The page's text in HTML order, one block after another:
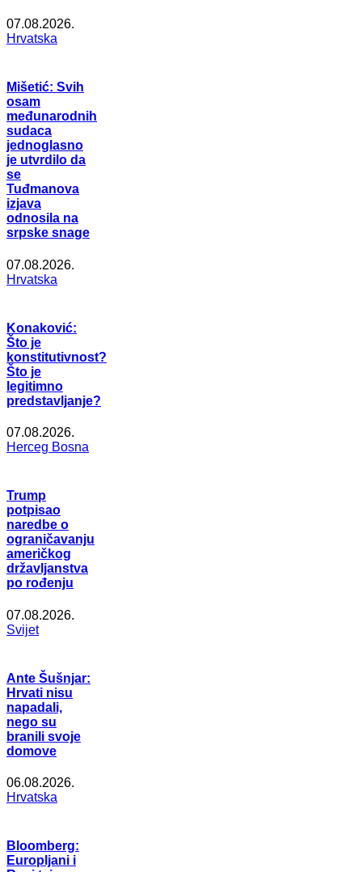
07.08.2026.
Hrvatska
Mišetić: Svih
osam
međunarodnih
sudaca
jednoglasno
je utvrdilo da
se
Tuđmanova
izjava
odnosila na
srpske snage
07.08.2026.
Hrvatska
Konaković:
Što je
konstitutivnost?
Što je
legitimno
predstavljanje?
07.08.2026.
Herceg Bosna
Trump
potpisao
naredbe o
ograničavanju
američkog
državljanstva
po rođenju
07.08.2026.
Svijet
Ante Šušnjar:
Hrvati nisu
napadali,
nego su
branili svoje
domove
06.08.2026.
Hrvatska
Bloomberg:
Europljani i